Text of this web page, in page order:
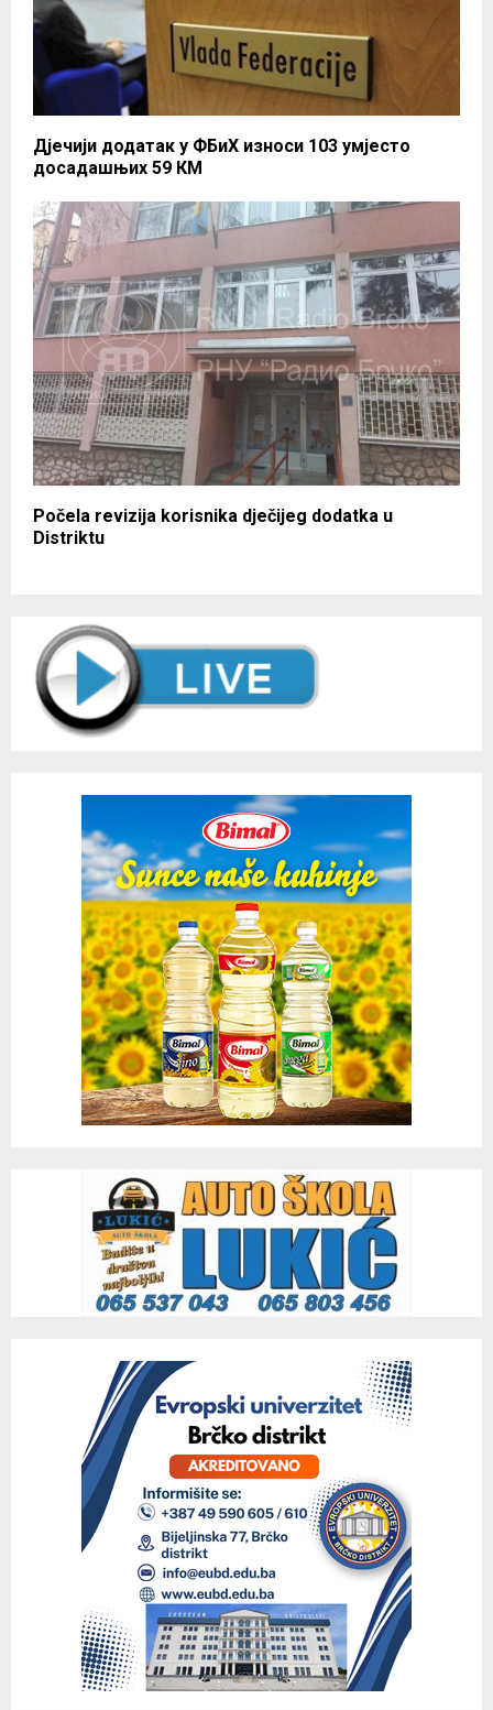
Дјечији додатак у ФБиХ износи 103 умјесто
досадашњих 59 КМ
Počela revizija korisnika dječijeg dodatka u
Distriktu